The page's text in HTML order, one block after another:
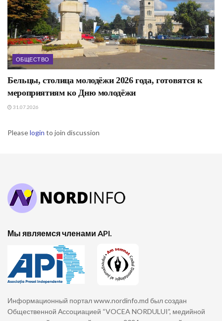
ОБЩЕСТВО
Бельцы, столица молодёжи 2026 года, готовятся к
мероприятиям ко Дню молодёжи
31.07.2026
Pleaselogin to join discussion
Мы являемся членами API.
Информационный портал www.nordinfo.md был создан
Общественной Ассоциацией “VOCEA NORDULUI”, медийной